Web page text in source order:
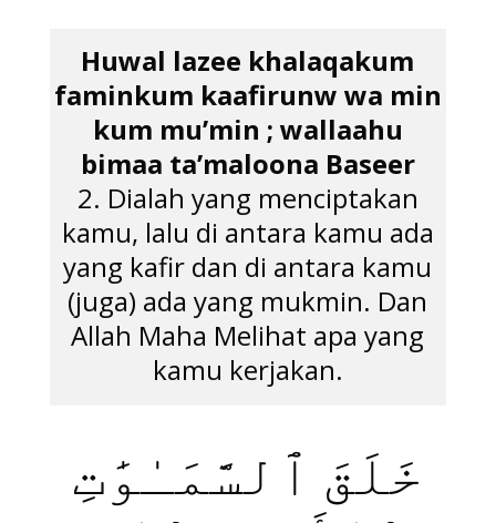
Huwal lazee khalaqakum
faminkum kaafirunw wa min
kum mu’min ; wallaahu
bimaa ta’maloona Baseer
2. Dialah yang menciptakan
kamu, lalu di antara kamu ada
yang kafir dan di antara kamu
(juga) ada yang mukmin. Dan
Allah Maha Melihat apa yang
kamu kerjakan.
خَلَقَ ٱلسَّمَـٰوَ‌ٰتِ